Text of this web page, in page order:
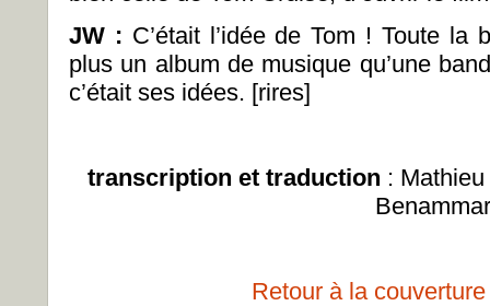
JW : C’était l’idée de Tom ! Toute
plus un album de musique qu’une
c’était ses idées. [rires]
transcription et traduction :
Benammar
Retour à la